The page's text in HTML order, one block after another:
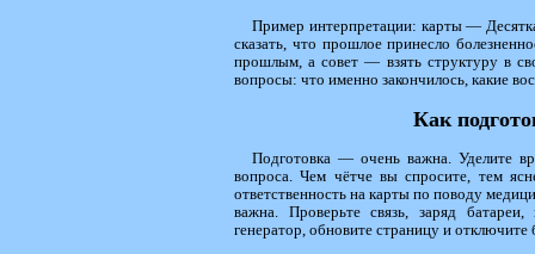
Пример интерпретации: карты —
сказать, что прошлое принесло
прошлым, а совет — взять структуру в
вопросы: что именно закончилось, какие
Как
Подготовка — очень важна. Уделите
вопроса. Чем чётче вы спросите, тем
ответственность на карты по поводу
важна. Проверьте связь, заряд
генератор, обновите страницу и